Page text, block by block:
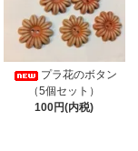
プラ花のボタン
（5個セット）
100円(内税)